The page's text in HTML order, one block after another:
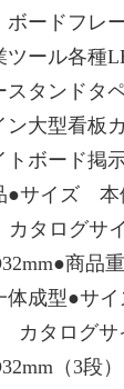
ボードフレ
ール各種
タンドタ
ン大型看板
トボード掲
●サイズ 本
カタログサ
商品
体成型●サ
カタログ
（3段